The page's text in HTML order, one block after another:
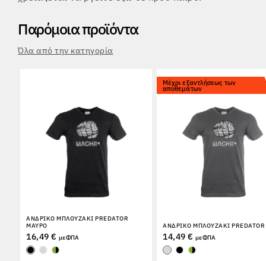
Παρόμοια προϊόντα
Όλα από την κατηγορία
ΑΝΔΡΙΚΌ ΜΠΛΟΥΖΆΚΙ PREDATOR
ΜΑΎΡΟ
16,49 € με ΦΠΑ
Μέχρι εξαντλήσεως των
αποθεμάτων
ΑΝΔΡΙΚΌ ΜΠΛΟΥΖΆΚΙ PREDATOR
14,49 € με ΦΠΑ